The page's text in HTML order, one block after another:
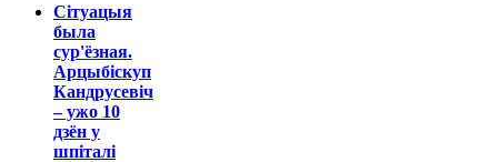
Сітуацыя
была
сур'ёзная.
Арцыбіскуп
Кандрусевіч
– ужо 10
дзён у
шпіталі